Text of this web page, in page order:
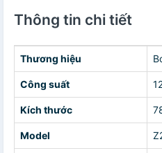
Thông tin chi tiết
Thương hiệu
Công suất
Kích thước
Model